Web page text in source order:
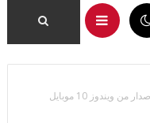
تسريب صور لأحدت إصدار من ويندوز 10 موبايل